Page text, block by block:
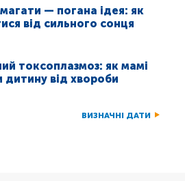
— погана ідея: як
від сильного сонця
токсоплазмоз: як мамі
дитину від хвороби
ВИЗНАЧНІ ДАТИ